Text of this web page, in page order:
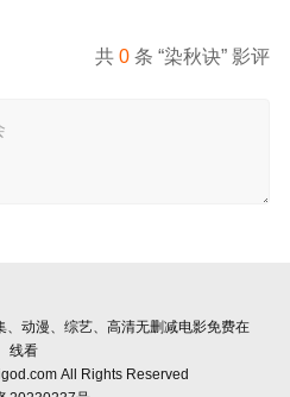
共0 条 “染秋诀” 影评
、动漫、综艺、高清无删减电影免费在
线看
All Rights Reserved